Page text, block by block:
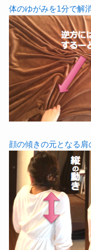
体のゆがみを1分で解
顔の傾きの元となる